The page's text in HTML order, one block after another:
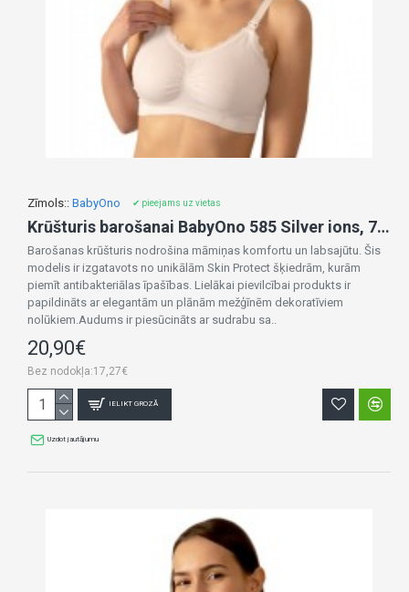
Zīmols:: BabyOno ✔ pieejams uz vietas
Krūšturis barošanai BabyOno 585 Silver ions, 75/80C white
Barošanas krūšturis nodrošina māmiņas komfortu un labsajūtu. Šis
modelis ir izgatavots no unikālām Skin Protect šķiedrām, kurām
piemīt antibakteriālas īpašības. Lielākai pievilcībai produkts ir
papildināts ar elegantām un plānām mežģīnēm dekoratīviem
nolūkiem.Audums ir piesūcināts ar sudrabu sa..
20,90€
Bez nodokļa:17,27€
IELIKT GROZĀ
Uzdot jautājumu